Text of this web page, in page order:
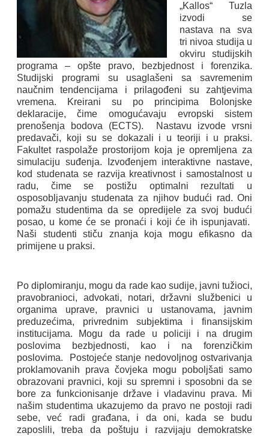
„Kallos“ Tuzla
izvodi se
nastava na sva
tri nivoa studija u
okviru studijskih
programa – opšte pravo, bezbjednost i forenzika.
Studijski programi su usaglašeni sa savremenim
naučnim tendencijama i prilagođeni su zahtjevima
vremena. Kreirani su po principima Bolonjske
deklaracije, čime omogućavaju evropski sistem
prenošenja bodova (ECTS).
Nastavu izvode vrsni
predavači, koji su se dokazali i u teoriji i u praksi.
Fakultet raspolaže prostorijom koja je opremljena za
simulaciju suđenja. Izvođenjem interaktivne nastave,
kod studenata se razvija kreativnost i samostalnost u
radu, čime se postižu optimalni rezultati u
osposobljavanju studenata za njihov budući rad. Oni
pomažu studentima da se opredijele za svoj budući
posao, u kome će se pronaći i koji će ih ispunjavati.
Naši studenti stiču znanja koja mogu efikasno da
primijene u praksi.
Po diplomiranju, mogu da rade kao sudije, javni tužioci,
pravobranioci, advokati, notari, državni službenici u
organima uprave, pravnici u ustanovama, javnim
preduzećima, privrednim subjektima i finansijskim
institucijama. Mogu da rade u policiji i na drugim
poslovima bezbjednosti, kao i na forenzičkim
poslovima.
Postojeće stanje nedovoljnog ostvarivanja
proklamovanih prava čovjeka mogu poboljšati samo
obrazovani pravnici, koji su spremni i sposobni da se
bore za funkcionisanje države i vladavinu prava. Mi
našim studentima ukazujemo da pravo ne postoji radi
sebe, već radi građana, i da oni, kada se budu
zaposlili, treba da poštuju i razvijaju demokratske